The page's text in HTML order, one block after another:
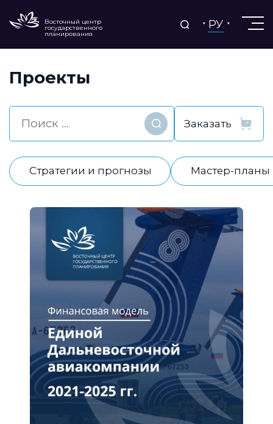
Восточный центр
государственного
планирования
РУ
Проекты
Найти
Стратегии и прогнозы Мастер-планы